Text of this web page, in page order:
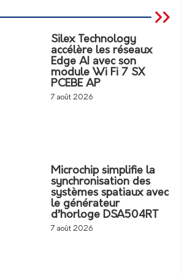
Silex Technology
accélère les réseaux
Edge AI avec son
module Wi Fi 7 SX
PCEBE AP
7 août 2026
Microchip simplifie la
synchronisation des
systèmes spatiaux avec
le générateur
d’horloge DSA504RT
7 août 2026